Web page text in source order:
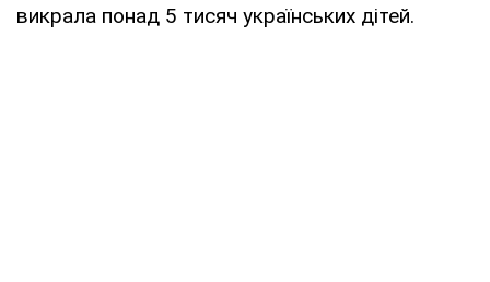
викрала понад 5 тисяч українських дітей.